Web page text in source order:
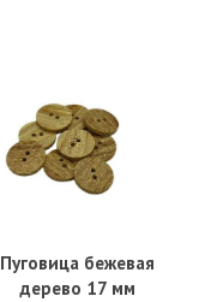
Пуговица бежевая
дерево 17 мм